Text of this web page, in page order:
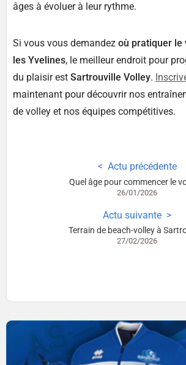
âges à évoluer à leur rythme.
Si vous vous demandez où pratiquer le
les Yvelines, le meilleur endroit pour
du plaisir est Sartrouville Volley.
maintenant pour découvrir nos
de volley et nos équipes compétitives.
Actu précédente
Quel âge pour commencer le
26/01/2026
Actu suivante
Terrain de beach-volley à
27/02/2026